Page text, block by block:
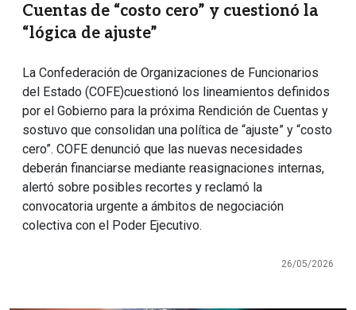
Cuentas de “costo cero” y cuestionó la
“lógica de ajuste”
La Confederación de Organizaciones de Funcionarios
del Estado (COFE)cuestionó los lineamientos definidos
por el Gobierno para la próxima Rendición de Cuentas y
sostuvo que consolidan una política de “ajuste” y “costo
cero”. COFE denunció que las nuevas necesidades
deberán financiarse mediante reasignaciones internas,
alertó sobre posibles recortes y reclamó la
convocatoria urgente a ámbitos de negociación
colectiva con el Poder Ejecutivo.
26/05/2026